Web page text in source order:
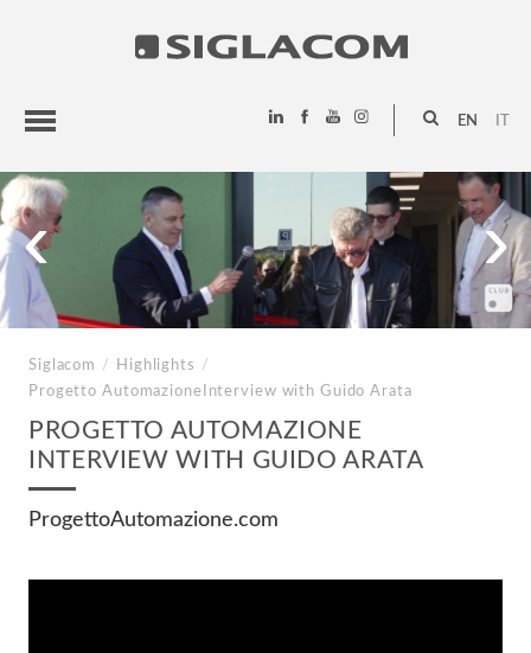
EN
HIGHLIGHTS
PROJECTS
SIGLACOM
‹ ›
Siglacom / Highlights
/
Progetto Automazione Interview with Guido Arata
PROGETTO AUTOMAZIONE
INTERVIEW WITH GUIDO ARATA
ProgettoAutomazione.com